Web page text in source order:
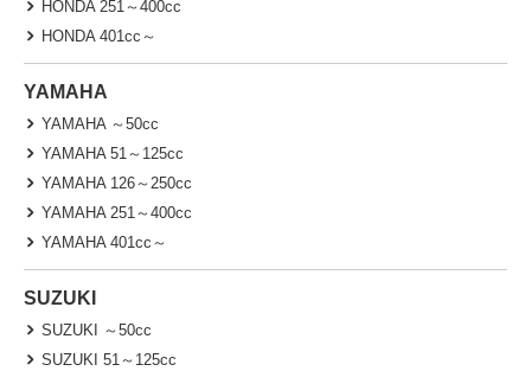
HONDA 251～400cc
HONDA 401cc～
YAMAHA
YAMAHA ～50cc
YAMAHA 51～125cc
YAMAHA 126～250cc
YAMAHA 251～400cc
YAMAHA 401cc～
SUZUKI
SUZUKI ～50cc
SUZUKI 51～125cc